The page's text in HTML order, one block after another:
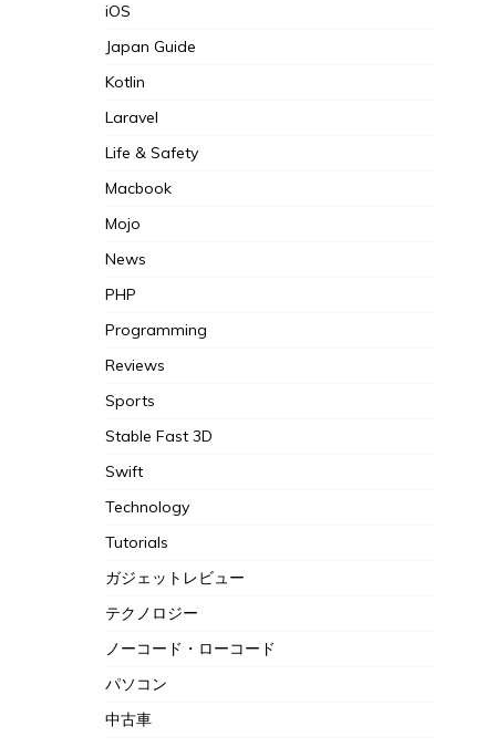
iOS
Japan Guide
Kotlin
Laravel
Life & Safety
Macbook
Mojo
News
PHP
Programming
Reviews
Sports
Stable Fast 3D
Swift
Technology
Tutorials
ガジェットレビュー
テクノロジー
ノーコード・ローコード
パソコン
中古車